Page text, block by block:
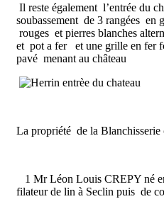
Il reste également l’entrée du
soubassement de 3 rangées en
rouges et pierres blanches
et pot a fer et une grille en fer
pavé menant au château
La propriété de la Blanchisserie
1 Mr Léon Louis CREPY né
filateur de lin à Seclin puis de